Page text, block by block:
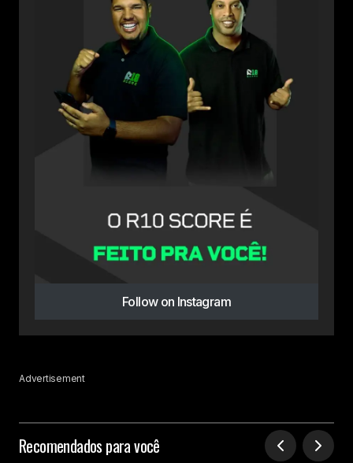
Follow on Instagram
Advertisement
Recomendados para você